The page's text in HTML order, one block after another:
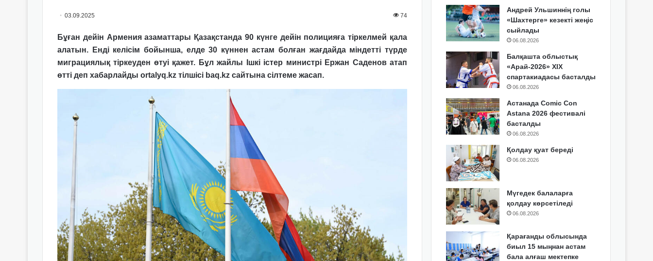
03.09.2025 74
Бұған дейін Армения азаматтары Қазақстанда 90 күнге дейін полицияға тіркелмей қала
алатын. Енді келісім бойынша, елде 30 күннен астам болған жағдайда міндетті түрде
миграциялық тіркеуден өтуі қажет. Бұл жайлы Ішкі істер министрі Ержан Саденов атап
өтті деп хабарлайды ortalyq.kz тілшісі baq.kz сайтына сілтеме жасап.
Андрей Ульшиннің голы
«Шахтерге» кезекті жеңіс
сыйлады
06.08.2026
Балқашта облыстық
«Арай-2026» XIX
спартакиадасы басталды
06.08.2026
Астанада Comic Con
Astana 2026 фестивалі
басталды
06.08.2026
Қолдау қуат береді
06.08.2026
Мүгедек балаларға
қолдау көрсетіледі
06.08.2026
Қарағанды облысында
биыл 15 мыңнан астам
бала алғаш мектепке